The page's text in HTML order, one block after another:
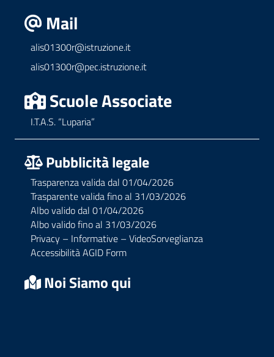
Mail
alis01300r@istruzione.it
alis01300r@pec.istruzione.it
Scuole Associate
I.T.A.S. “Luparia”
Pubblicità legale
Trasparenza valida dal 01/04/2026
Trasparente valida fino al 31/03/2026
Albo valido dal 01/04/2026
Albo valido fino al 31/03/2026
Privacy – Informative – VideoSorveglianza
Accessibilità AGID Form
Noi Siamo qui